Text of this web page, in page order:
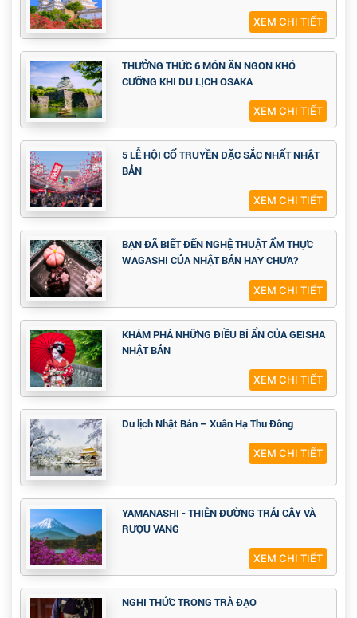
XEM CHI TIẾT
THƯỞNG THỨC 6 MÓN ĂN NGON KHÓ
CƯỠNG KHI DU LỊCH OSAKA
XEM CHI TIẾT
5 LỄ HỘI CỔ TRUYỀN ĐẶC SẮC NHẤT NHẬT
BẢN
XEM CHI TIẾT
BẠN ĐÃ BIẾT ĐẾN NGHỆ THUẬT ẨM THỰC
WAGASHI CỦA NHẬT BẢN HAY CHƯA?
XEM CHI TIẾT
KHÁM PHÁ NHỮNG ĐIỀU BÍ ẨN CỦA GEISHA
NHẬT BẢN
XEM CHI TIẾT
Du lịch Nhật Bản – Xuân Hạ Thu Đông
XEM CHI TIẾT
YAMANASHI - THIÊN ĐƯỜNG TRÁI CÂY VÀ
RƯỢU VANG
XEM CHI TIẾT
NGHI THỨC TRONG TRÀ ĐẠO